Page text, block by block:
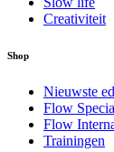
Creativiteit
Shop
Nieuwste
Flow
Flow
Trainingen